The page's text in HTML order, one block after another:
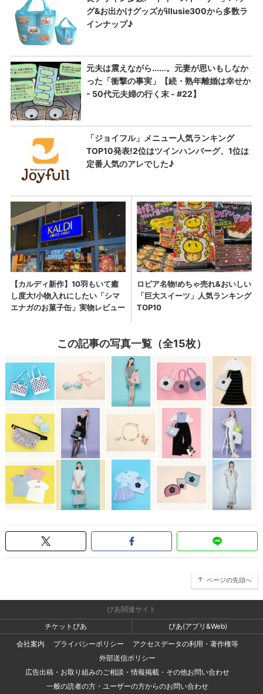
この記事の写真一覧（全15枚）
ページの先頭へ
ぴあ関連サイト
チケットぴあ
ぴあ(アプリ&Web)
会社案内
プライバシーポリシー
アクセスデータの利用・著作権等
外部送信ポリシー
広告出稿・お取り組みのご相談・情報掲載・その他お問い合わせ
一般の読者の方・ユーザーの方からのお問い合わせ